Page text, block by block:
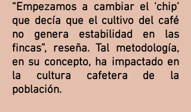
“Empezamos a cambiar el ‘chip’
que decía que el cultivo del café
no genera estabilidad en las
fincas”, reseña. Tal metodología,
en su concepto, ha impactado en
la cultura cafetera de la
población.